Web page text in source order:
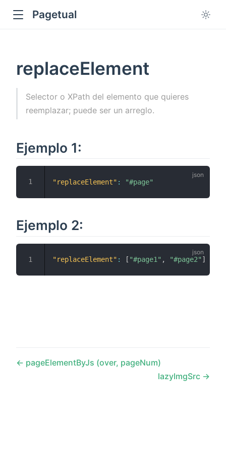
Pagetual
replaceElement
Selector o XPath del elemento que quieres
reemplazar; puede ser un arreglo.
Ejemplo 1:
"replaceElement" : "#page"
Ejemplo 2:
"replaceElement" : [ "#page1" , "#page2" ]
pageElementByJs (over, pageNum)
lazyImgSrc